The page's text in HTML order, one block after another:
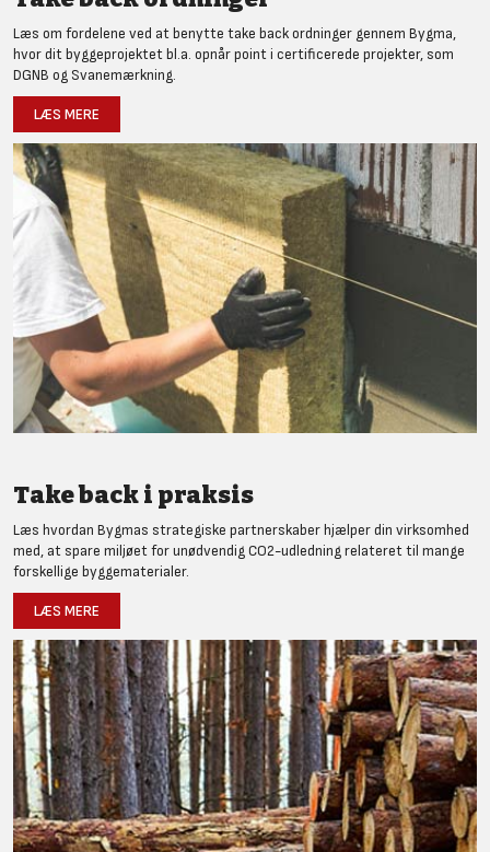
Læs om fordelene ved at benytte take back ordninger gennem Bygma,
hvor dit byggeprojektet bl.a. opnår point i certificerede projekter, som
DGNB og Svanemærkning.
LÆS MERE
Take back i praksis
Læs hvordan Bygmas strategiske partnerskaber hjælper din virksomhed
med, at spare miljøet for unødvendig CO2-udledning relateret til mange
forskellige byggematerialer.
LÆS MERE